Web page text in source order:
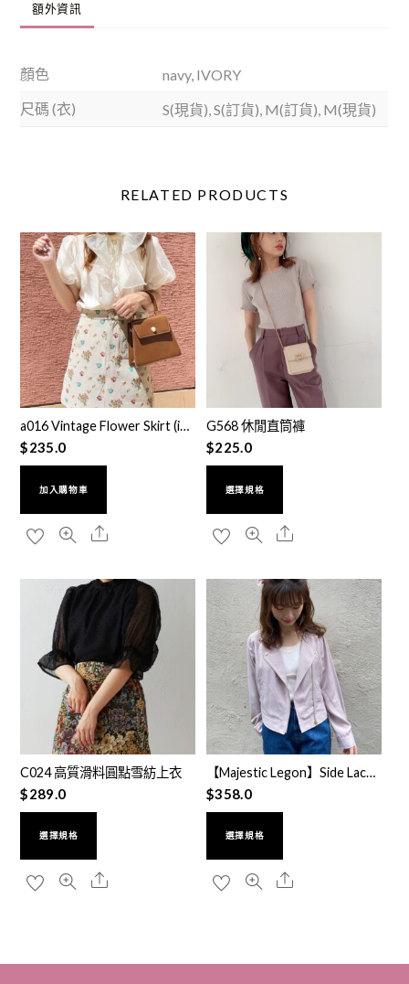
m033
額外資訊
顏色
navy, IVORY
尺碼 (衣)
S(現貨), S(訂貨), M(訂貨), M(現貨)
RELATED PRODUCTS
a016 Vintage Flower Skirt (ivory M)
$235.0
加入購物車
G568 休閒直筒褲
$225.0
選擇規格
C024 高質滑料圓點雪紡上衣
$289.0
選擇規格
【Majestic Legon】Side Lace-up Riders Jacket M003
$358.0
選擇規格